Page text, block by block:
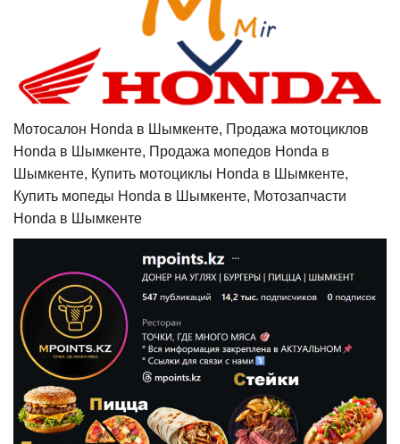
Мотосалон Honda в Шымкенте, Продажа мотоциклов
Honda в Шымкенте, Продажа мопедов Honda в
Шымкенте, Купить мотоциклы Honda в Шымкенте,
Купить мопеды Honda в Шымкенте, Мотозапчасти
Honda в Шымкенте